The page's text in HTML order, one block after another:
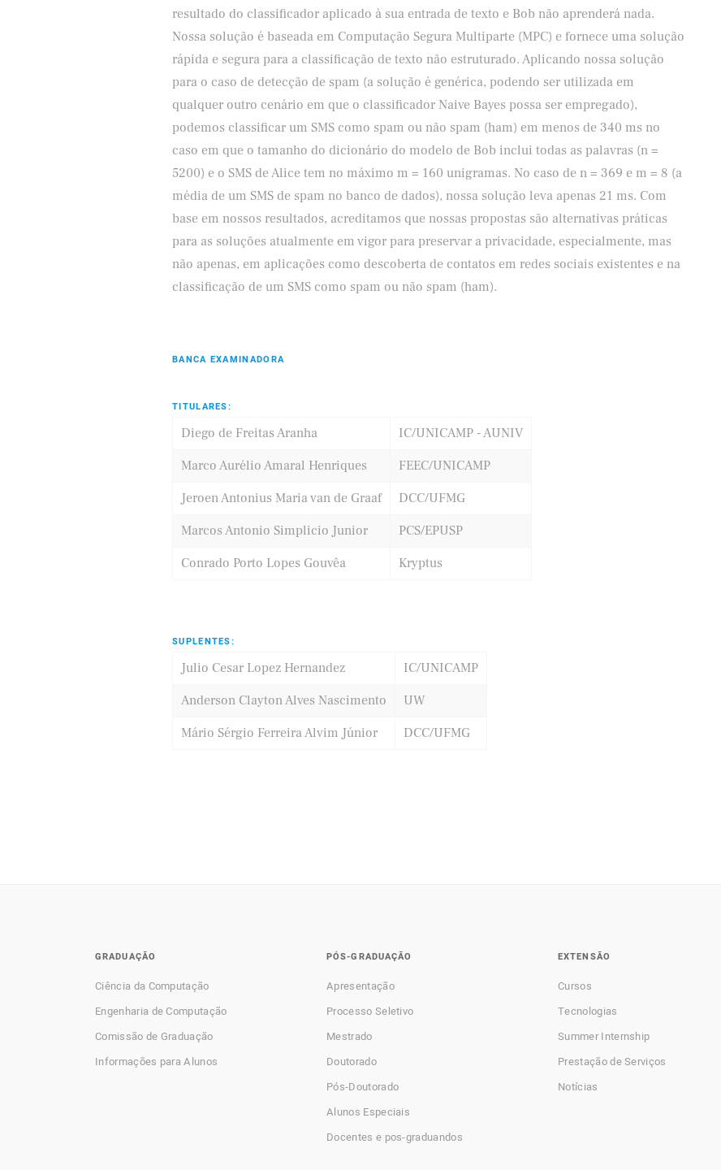
resultado do classificador aplicado à sua entrada de texto e Bob não aprenderá nada.
Nossa solução é baseada em Computação Segura Multiparte (MPC) e fornece uma solução
rápida e segura para a classificação de texto não estruturado. Aplicando nossa solução
para o caso de detecção de spam (a solução é genérica, podendo ser utilizada em
qualquer outro cenário em que o classificador Naive Bayes possa ser empregado),
podemos classificar um SMS como spam ou não spam (ham) em menos de 340 ms no
caso em que o tamanho do dicionário do modelo de Bob inclui todas as palavras (n =
5200) e o SMS de Alice tem no máximo m = 160 unigramas. No caso de n = 369 e m = 8 (a
média de um SMS de spam no banco de dados), nossa solução leva apenas 21 ms. Com
base em nossos resultados, acreditamos que nossas propostas são alternativas práticas
para as soluções atualmente em vigor para preservar a privacidade, especialmente, mas
não apenas, em aplicações como descoberta de contatos em redes sociais existentes e na
classificação de um SMS como spam ou não spam (ham).
BANCA EXAMINADORA
TITULARES:
Diego de Freitas Aranha
IC/UNICAMP - AUNIV
Marco Aurélio Amaral Henriques
FEEC/UNICAMP
Jeroen Antonius Maria van de Graaf
DCC/UFMG
Marcos Antonio Simplicio Junior
PCS/EPUSP
Conrado Porto Lopes Gouvêa
Kryptus
SUPLENTES:
Julio Cesar Lopez Hernandez
IC/UNICAMP
Anderson Clayton Alves Nascimento
UW
Mário Sérgio Ferreira Alvim Júnior
DCC/UFMG
GRADUAÇÃO
Ciência da Computação
Engenharia de Computação
Comissão de Graduação
Informações para Alunos
PÓS-GRADUAÇÃO
Apresentação
Processo Seletivo
Mestrado
Doutorado
Pós-Doutorado
Alunos Especiais
Docentes e pos-graduandos
EXTENSÃO
Cursos
Tecnologias
Summer Internship
Prestação de Serviços
Notícias